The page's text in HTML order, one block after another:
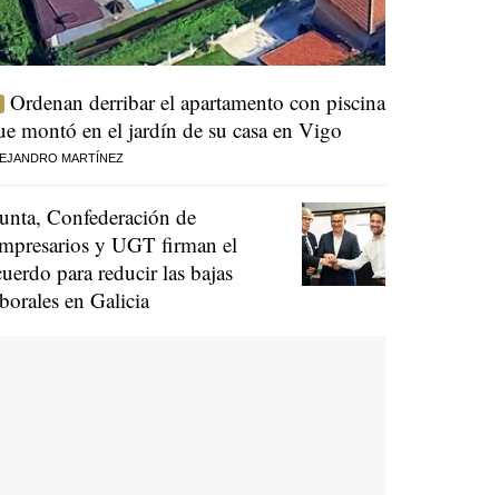
Ordenan derribar el apartamento con piscina
montó en el jardín de su casa en Vigo
MARTÍNEZ
Confederación de
y UGT firman el
para reducir las bajas
en Galicia